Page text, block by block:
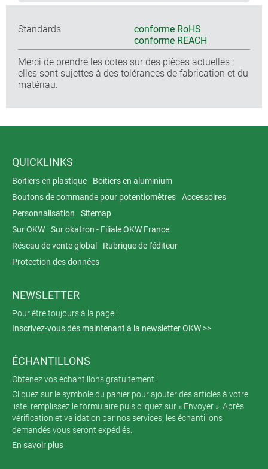
Standards
conforme RoHS
conforme REACH
Merci de prendre les cotes sur des pièces actuelles ;
elles sont sujettes à des tolérances de fabrication et du
matériau.
QUICKLINKS
Boitiers en plastique
Boitiers en aluminium
Boutons de commande pour potentiomètres
Accessoires
Personnalisation
Sitemap
Sur OKW
Sur okatron - Filiale OKW France
Réseau de vente global
Rubrique de l'éditeur
Protection des données
NEWSLETTER
Pour être toujours à la page !
Inscrivez-vous dès maintenant à la newsletter OKW >>
ÉCHANTILLONS
Obtenez vos échantillons gratuitement !
Cliquez sur le symbole du panier pour ajouter des articles à votre
liste, remplissez le formulaire puis cliquez sur « Envoyer ». Après
vérification et validation par nos services, les échantillons
demandés vous seront expédiés.
En savoir plus